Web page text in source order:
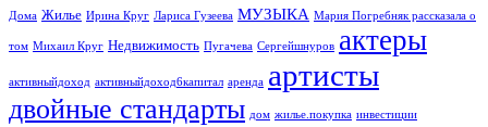
Дома Жилье Ирина Круг Лариса Гузеева МУЗЫКА Мария Погребняк рассказала о
том Михаил Круг Недвижимость Пугачева Сергейшнуров актеры
активныйдоход активныйдоход6капитал аренда артисты
двойные стандарты дом жилье.покупка инвестиции